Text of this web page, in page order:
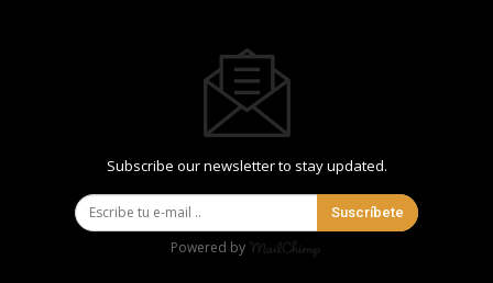
Subscribe our newsletter to stay updated.
Suscríbete
Powered by